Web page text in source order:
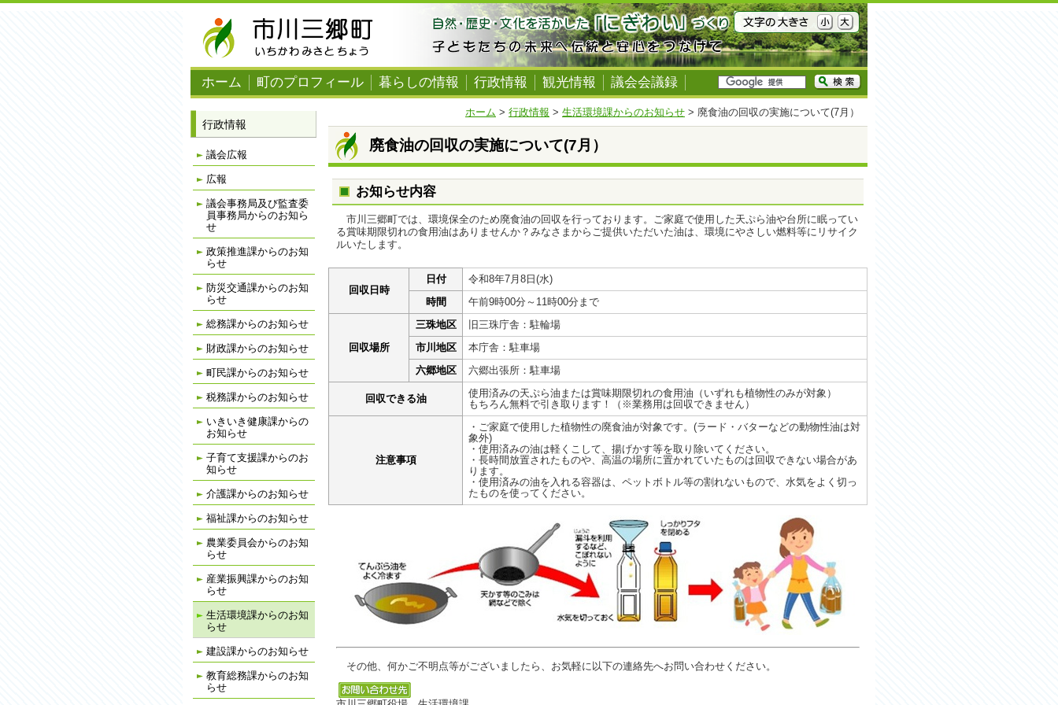
シ
を
飛
す
ホーム 町のプロフィール 暮らしの情報 行政情報 観光情報 議会会議録
ホーム > 行政情報 > 生活環境課からのお知らせ > 廃食油の回収の実施について(7月）
廃食油の回収の実施について(7月）
お知らせ内容
市川三郷町では、環境保全のため廃食油の回収を行っております。ご家庭で使用した天ぷら油や台所に眠ってい
る賞味期限切れの食用油はありませんか？みなさまからご提供いただいた油は、環境にやさしい燃料等にリサイク
ルいたします。
回収日時
日付
令和8年7月8日(水)
時間
午前9時00分～11時00分まで
回収場所
三珠地区
旧三珠庁舎：駐輪場
市川地区
本庁舎：駐車場
六郷地区
六郷出張所：駐車場
回収できる油
使用済みの天ぷら油または賞味期限切れの食用油（いずれも植物性のみが対象）
もちろん無料で引き取ります！（※業務用は回収できません）
注意事項
・ご家庭で使用した植物性の廃食油が対象です。(ラード・バターなどの動物性油は対
象外)
・使用済みの油は軽くこして、揚げかす等を取り除いてください。
・長時間放置されたものや、高温の場所に置かれていたものは回収できない場合があ
ります。
・使用済みの油を入れる容器は、ペットボトル等の割れないもので、水気をよく切っ
たものを使ってください。
その他、何かご不明点等がございましたら、お気軽に以下の連絡先へお問い合わせください。
行政情報
議会広報
広報
議会事務局及び監査委
員事務局からのお知ら
せ
政策推進課からのお知
らせ
防災交通課からのお知
らせ
総務課からのお知らせ
財政課からのお知らせ
町民課からのお知らせ
税務課からのお知らせ
いきいき健康課からの
お知らせ
子育て支援課からのお
知らせ
介護課からのお知らせ
福祉課からのお知らせ
農業委員会からのお知
らせ
産業振興課からのお知
らせ
生活環境課からのお知
らせ
建設課からのお知らせ
教育総務課からのお知
らせ